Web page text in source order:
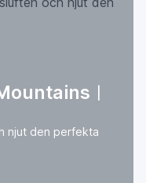
njut den perfekta